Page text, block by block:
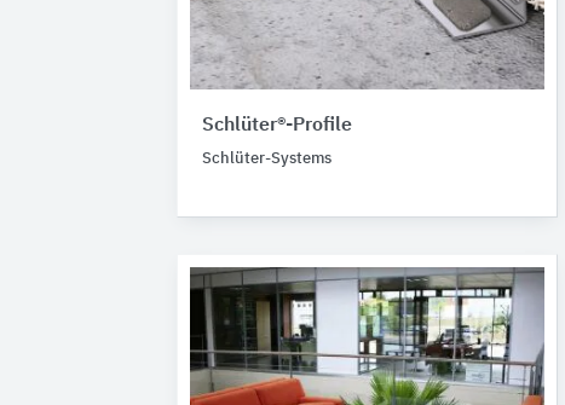
Schlüter®-Profile
Schlüter-Systems